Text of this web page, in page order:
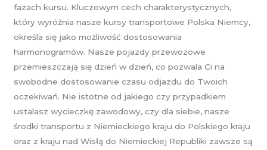
fazach kursu. Kluczowym cech charakterystycznych,
który wyróżnia nasze kursy transportowe Polska Niemcy,
określa się jako możliwość dostosowania
harmonogramów. Nasze pojazdy przewozowe
przemieszczają się dzień w dzień, co pozwala Ci na
swobodne dostosowanie czasu odjazdu do Twoich
oczekiwań. Nie istotne od jakiego czy przypadkiem
ustalasz wycieczkę zawodowy, czy dla siebie, nasze
środki transportu z Niemieckiego kraju do Polskiego kraju
oraz z kraju nad Wisłą do Niemieckiej Republiki zawsze są